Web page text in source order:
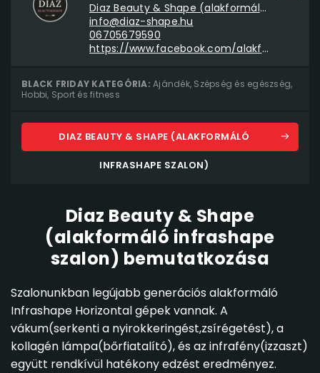
Diaz Beauty & Shape (alakformáló infrashape szalon)
info@diaz-shape.hu
06705679590
https://www.facebook.com/alakformalasujbuda
BLACK FRIDAY KATEGÓRIA: Ajándék, Szépség és egészség,
Hobbi, Sport és fitness
DIAZ BEAUTY & SHAPE (ALAKFORMÁLÓ
INFRASHAPE SZALON)
Diaz Beauty & Shape
(alakformáló infrashape
szalon) bemutatkozása
Szalonunkban legújabb generációs alakformáló
Infrashape Horizontal gépek vannak. A
vákum(serkenti a nyirokkeringést,zsírégetést), a
kollagén lámpa(bőrfiatalító), és az infrafény(izzaszt)
együtt rendkívül hatékony edzést eredményez.